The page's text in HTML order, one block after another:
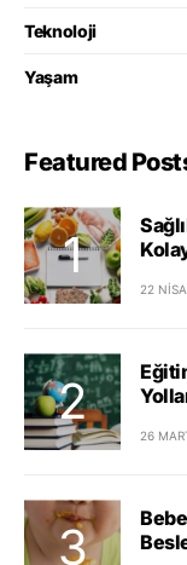
Teknoloji
Yaşam
Featured
22
26